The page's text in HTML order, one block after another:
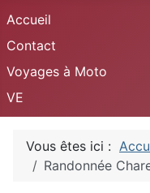
Accueil
Contact
Voyages à Moto
VE
Vous êtes ici :
Randonnée